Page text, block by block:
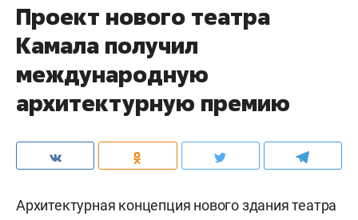
Проект нового театра
Камала получил
международную
архитектурную премию
Архитектурная концепция нового здания театра